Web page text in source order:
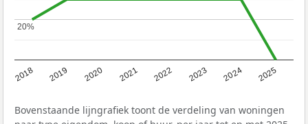
2018 2019 2020 2021 2022 2023 2024 2025
20%
20%
Bovenstaande lijngrafiek toont de verdeling van woningen